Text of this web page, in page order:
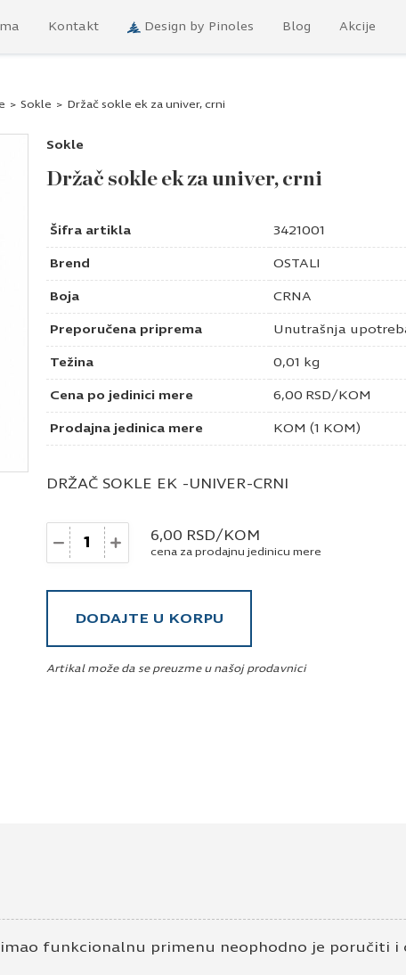
Kontakt Design by Pinoles Blog Akcije
> Sokle > Držač sokle ek za univer, crni
Sokle
Držač sokle ek za univer, crni
Šifra artikla 3421001
Brend OSTALI
Boja CRNA
Preporučena priprema Unutrašnja
Težina 0,01 kg
Cena po jedinici mere 6,00 RSD/KOM
Prodajna jedinica mere KOM (1 KOM)
DRŽAČ SOKLE EK -UNIVER-CRNI
Količina 6,00 RSD/KOM
cena za prodajnu jedinicu mere
DODAJTE U KORPU
Artikal može da se preuzme u našoj prodavnici
funkcionalnu primenu neophodno je poručiti i